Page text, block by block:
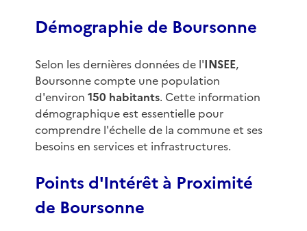
Démographie de Boursonne
Selon les dernières données de l'INSEE,
Boursonne compte une population
d'environ 150 habitants. Cette information
démographique est essentielle pour
comprendre l'échelle de la commune et ses
besoins en services et infrastructures.
Points d'Intérêt à Proximité
de Boursonne